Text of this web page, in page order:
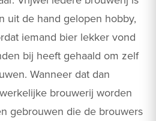
uit de hand gelopen hobby,
iemand bier lekker vond
bij heeft gehaald om zelf
Wanneer dat dan
brouwerij worden
gebrouwen die de brouwers